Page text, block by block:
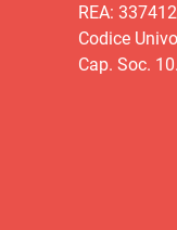
REA: 337412
Codice
Cap. Soc.